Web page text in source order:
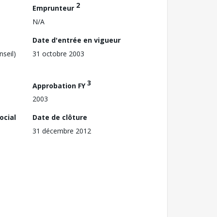
Emprunteur 2
N/A
Date d'entrée en vigueur
31 octobre 2003
Approbation FY3
2003
Date de clôture
31 décembre 2012